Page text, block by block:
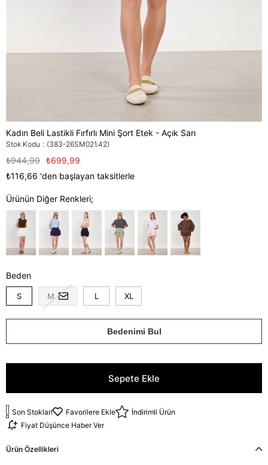
Kadın Beli Lastikli Fırfırlı Mini Şort Etek - Açık Sarı
Stok Kodu (383-26SM021.42)
₺944,99 ₺699,99
₺116,66 'den başlayan taksitlerle
Ürünün Diğer Renkleri;
Beden
S M L XL
Bedenimi Bul
Son Stoklar! Favorilere Ekle
İndirimli Ürün
Fiyat Düşünce Haber Ver
Ürün Özellikleri